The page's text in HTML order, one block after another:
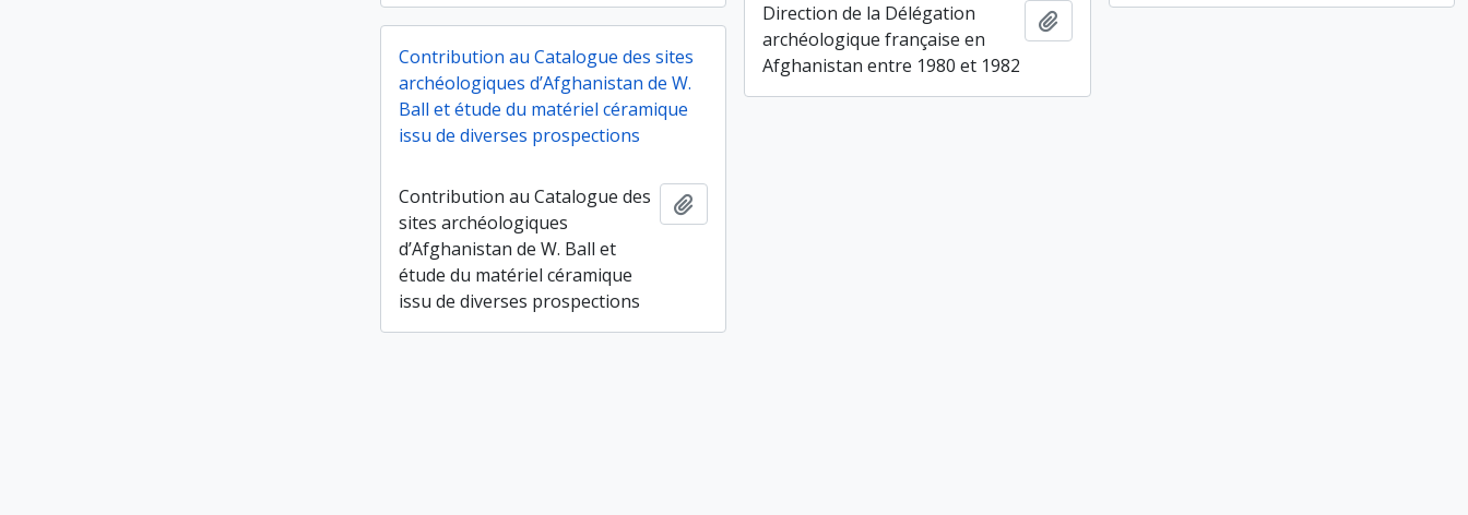
Direction de la Délégation
archéologique française en
Afghanistan entre 1980 et 1982
Ajouter au presse-papier
Contribution au Catalogue des sites
archéologiques d’Afghanistan de W.
Ball et étude du matériel céramique
issu de diverses prospections
Contribution au Catalogue des
sites archéologiques
d’Afghanistan de W. Ball et
étude du matériel céramique
issu de diverses prospections